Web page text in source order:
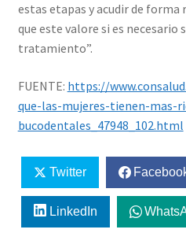
estas etapas y acudir de
que este valore si es
tratamiento”.
FUENTE: https://
que-las-mujeres-tienen-mas-
bucodentales_47948_102.html
Twitter
LinkedIn